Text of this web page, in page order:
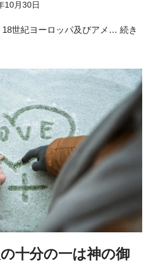
10月30日
世紀ヨーロッパ及びアメ… 続き
十分の一は神の御